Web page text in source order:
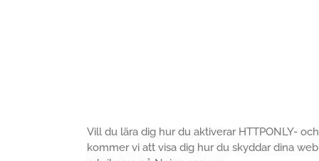
Vill du lära dig hur du aktiverar HTTPONLY-
kommer vi att visa dig hur du skyddar dina